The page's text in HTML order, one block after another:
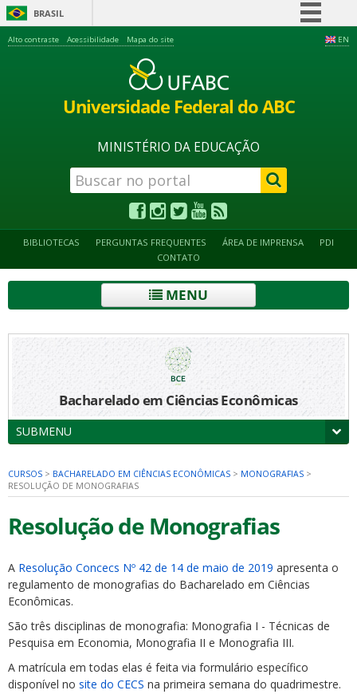
BRASIL
Acesso à informação
Legislação
Canais
EN
Alto contraste Acessibilidade Mapa do site
Universidade Federal do ABC
MINISTÉRIO DA EDUCAÇÃO
BIBLIOTECAS PERGUNTAS FREQUENTES ÁREA DE IMPRENSA
PDI
CONTATO
MENU
Bacharelado em Ciências Econômicas
SUBMENU
CURSOS > BACHARELADO EM CIÊNCIAS ECONÔMICAS > MONOGRAFIAS >
RESOLUÇÃO DE MONOGRAFIAS
Resolução de Monografias
A Resolução Concecs Nº 42 de 14 de maio de 2019 apresenta o
regulamento de monografias do Bacharelado em Ciências
Econômicas.
São três disciplinas de monografia: Monografia I - Técnicas de
Pesquisa em Economia, Monografia II e Monografia III.
A matrícula em todas elas é feita via formulário específico
disponível no site do CECS na primeira semana do quadrimestre.